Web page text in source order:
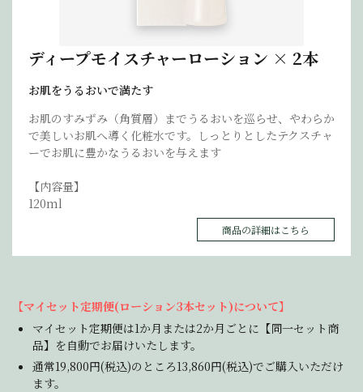
ディープモイスチャーローション × 2本
お肌をうるおいで満たす
お肌のすみずみ（角質層）までうるおいを巡らせ、やわらか
で美しいお肌へ導く化粧水です。しっとりとしたテクスチャ
ーでお肌に豊かなうるおいを与えます
【内容量】
120ml
商品の詳細はこちら
【マイセット定期便(ローション3本セット)について】
マイセット定期便は1か月または2か月ごとに【同一セット商
品】を自動でお届けいたします。
通常19,800円(税込)のところ13,860円(税込)でご購入いただけ
ます。